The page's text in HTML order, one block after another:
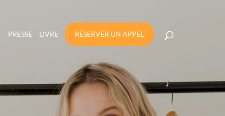
PRESSE LIVRE RÉSERVER UN APPEL